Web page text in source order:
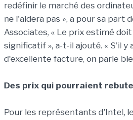
redéfinir le marché des
ne l'aidera pas », a pour sa part
Associates, « Le prix estimé
significatif », a-t-il ajouté. « S'il y
d'excellente facture, on parle
Des prix qui pourraient
Pour les représentants d'Intel,